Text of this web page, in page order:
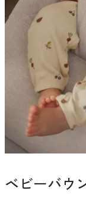
ベビーバウ